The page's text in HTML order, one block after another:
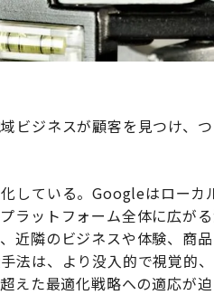
ビジネスが顧客を見つけ、
している。Googleはローカ
ラットフォーム全体に広が
近隣のビジネスや体験、商
法は、より没入的で視覚的
えた最適化戦略への適応が迫